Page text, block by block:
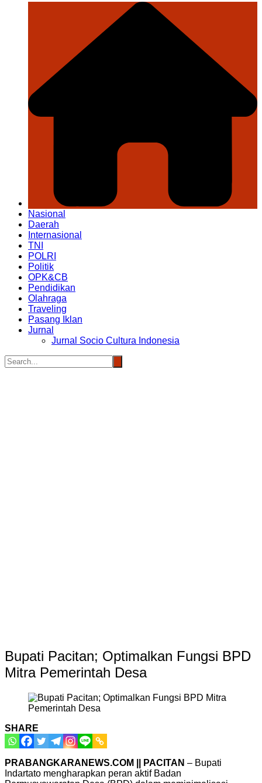
Nasional
Daerah
Internasional
TNI
POLRI
Politik
OPK&CB
Pendidikan
Olahraga
Traveling
Pasang Iklan
Jurnal
Jurnal Socio Cultura Indonesia
Bupati Pacitan; Optimalkan Fungsi BPD
Mitra Pemerintah Desa
SHARE
PRABANGKARANEWS.COM || PACITAN – Bupati
Indartato mengharapkan peran aktif Badan